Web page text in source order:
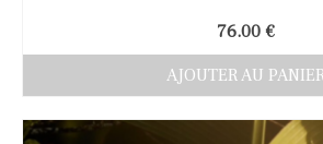
76.00 €
AJOUTER AU